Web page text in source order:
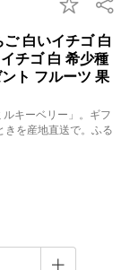
ご 白いイチゴ 白
チゴ 白 希少種
ト フルーツ 果
ルキーベリー」。ギフ
きを産地直送で。ふる